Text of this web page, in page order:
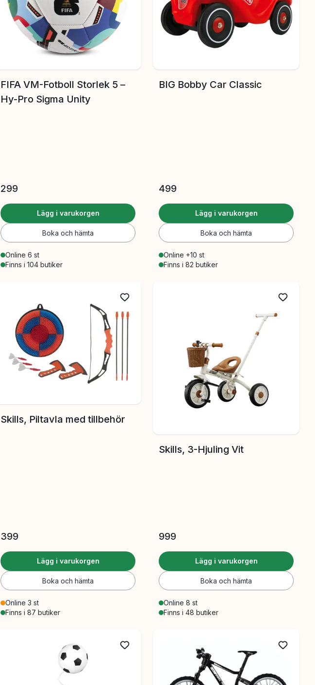
FIFA VM-Fotboll Storlek 5 –
Hy-Pro Sigma Unity
299
Lägg i varukorgen
Boka och hämta
Online 6 st
Finns i 104 butiker
BIG Bobby Car Classic
499
Lägg i varukorgen
Boka och hämta
Online +10 st
Finns i 82 butiker
Skills, Piltavla med tillbehör
399
Lägg i varukorgen
Boka och hämta
Online 3 st
Finns i 87 butiker
Skills, 3-Hjuling Vit
999
Lägg i varukorgen
Boka och hämta
Online 8 st
Finns i 48 butiker